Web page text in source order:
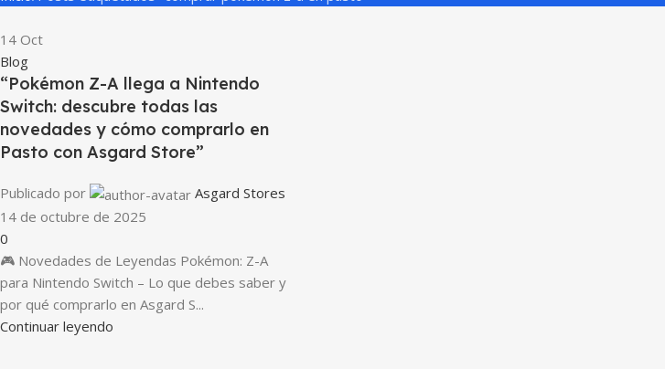
14 Oct
Blog
“Pokémon Z-A llega a Nintendo
Switch: descubre todas las
novedades y cómo comprarlo en
Pasto con Asgard Store”
Publicado por
Asgard Stores
14 de octubre de 2025
0
🎮 Novedades de Leyendas Pokémon: Z-A
para Nintendo Switch – Lo que debes saber y
por qué comprarlo en Asgard S...
Continuar leyendo